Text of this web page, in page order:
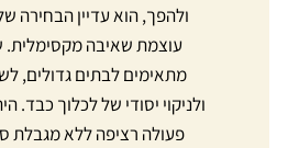
ולהפך, הוא עדיין הבחירה
עוצמת שאיבה מקסימלית.
מתאימים לבתים גדולים,
ולניקוי יסודי של לכלוך כבד.
פעולה רציפה ללא מגבלת